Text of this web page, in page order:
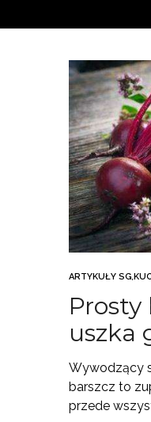
ARTYKUŁY SG,
Prosty
uszka
Wywodzący
barszcz to
przede